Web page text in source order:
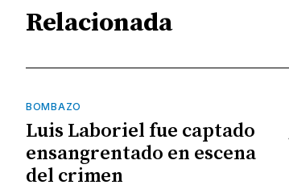
Relacionada
BOMBAZO
Luis Laboriel fue captado
ensangrentado en escena
del crimen